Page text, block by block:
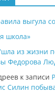
выгула
школа»
из жизни
Федорова
к записи
Силин